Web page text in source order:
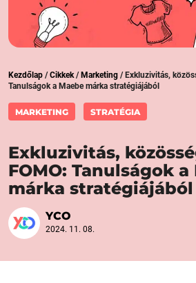
Kezdőlap /Cikkek/ Marketing / Exkluzivitás,
Tanulságok a Maebe márka stratégiájából
MARKETING STRATÉGIA
Exkluzivitás,
FOMO: Tanulságok a
márka stratégiájából
YCO
2024. 11. 08.